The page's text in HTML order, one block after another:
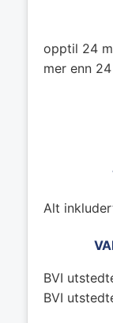
opptil 24
mer enn
Alt
BVI
BVI